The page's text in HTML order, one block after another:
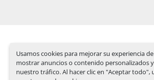
Usamos cookies para mejorar su experiencia
mostrar anuncios o contenido personalizados
nuestro tráfico. Al hacer clic en "Aceptar todo",